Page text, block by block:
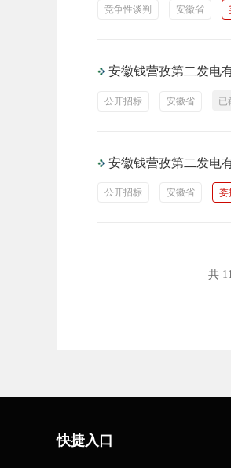
竞争性谈判 安徽省
安徽钱营孜第二发电
公开招标 安徽省 已
安徽钱营孜第二发电
公开招标 安徽省 委
共
快捷入口